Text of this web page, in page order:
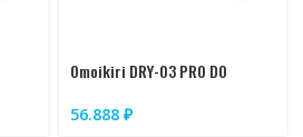
Omoikiri DRY-03 PRO DO
56.888 ₽